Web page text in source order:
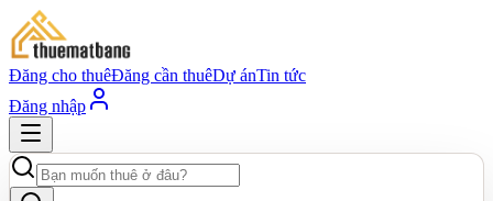
Đăng cho thuêĐăng cần thuêDự ánTin tức
Đăng nhập